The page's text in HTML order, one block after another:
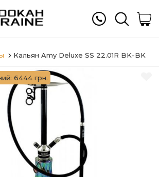
Кальян Amy Deluxe SS 22.01R BK-BK
6444 грн.